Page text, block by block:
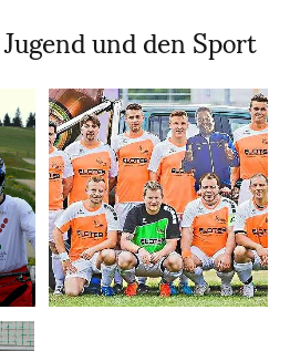
und den Sport